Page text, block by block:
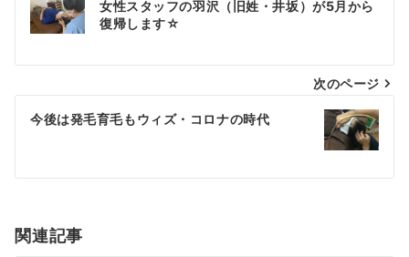
稿
ビ
ゲ
シ
ン
女性スタッフの羽沢（旧姓・井坂）が5月から
復帰します☆
次のページ
今後は発毛育毛もウィズ・コロナの時代
関連記事